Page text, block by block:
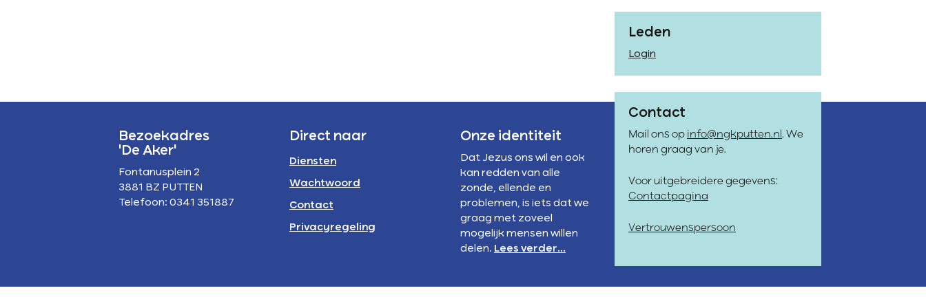
Leden
Login
Contact
Mail ons op info@ngkputten.nl . We
horen graag van je.
Voor uitgebreidere gegevens:
Contactpagina
Vertrouwenspersoon
Bezoekadres
'De Aker'
Fontanusplein 2
3881 BZ PUTTEN
Telefoon: 0341 351887
Direct naar
Diensten
Wachtwoord
Contact
Privacyregeling
Onze identiteit
Dat Jezus ons wil en ook
kan redden van alle
zonde, ellende en
problemen, is iets dat we
graag met zoveel
mogelijk mensen willen
delen. Lees verder...